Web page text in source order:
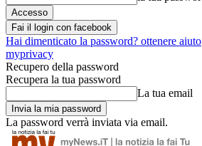
Fai il login con facebook
Hai dimenticato la password? ottenere aiuto
myprivacy
Recupero della password
Recupera la tua password
La tua email
La password verrà inviata via email.